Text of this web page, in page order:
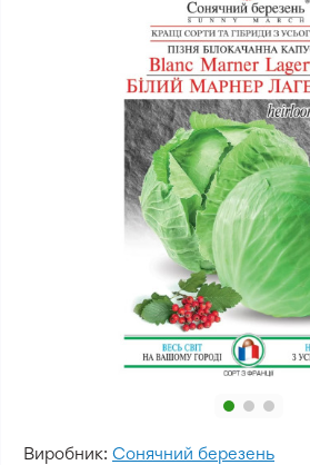
Виробник: Сонячний березень